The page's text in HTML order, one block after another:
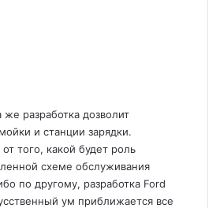
же разработка дозволит
и станции зарядки.
того, какой будет роль
схеме обслуживания
по другому, разработка Ford
ум приближается все